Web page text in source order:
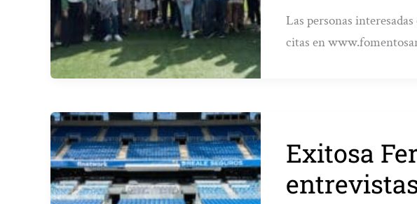
Las personas
citas en
Exitosa